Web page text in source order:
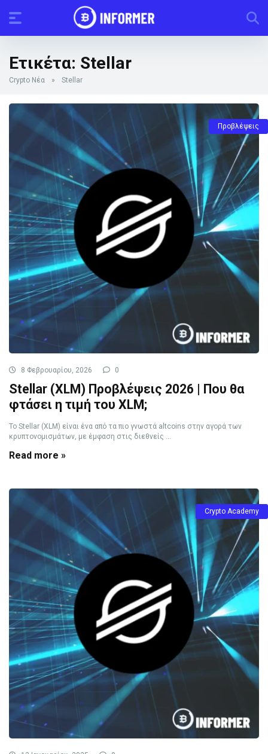
Ετικέτα: Stellar
Crypto Νέα » Stellar
Προβλέψεις
8 Φεβρουαρίου, 2026 0
Stellar (XLM) Προβλέψεις 2026 | Που θα
φτάσει η τιμή του XLM;
Το Stellar (XLM) είναι ένα από τα πιο γνωστά altcoins στην αγορά των
κρυπτονομισμάτων, με έμφαση στις διεθνείς ...
Read more »
Crypto Academy